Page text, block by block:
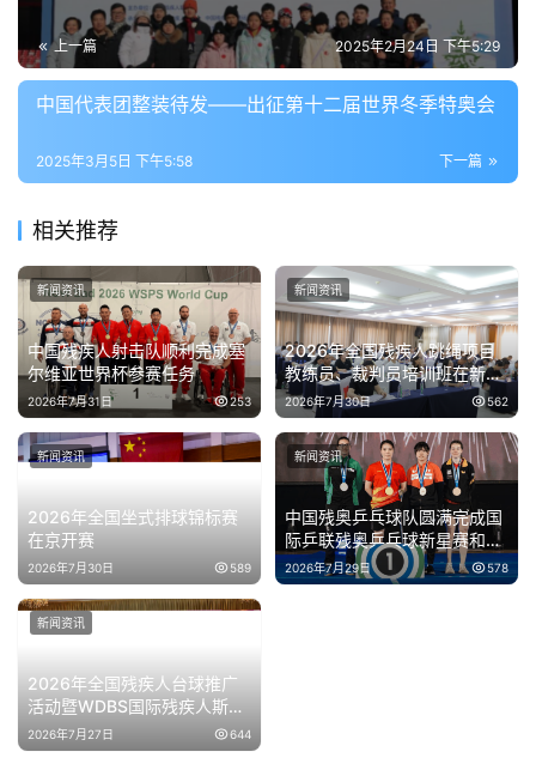
上一篇 2025年2月24日 下午5:29
中国代表团整装待发——出征第十二届世界冬季特奥会
下一篇
2025年3月5日 下午5:58
相关推荐
中国残疾人射击队顺利完成塞
尔维亚世界杯参赛任务
2026年7月31日 253
新闻资讯
2026年全国残疾人跳绳项目
教练员、裁判员培训班在新疆
伊犁开班
2026年7月30日 562
新闻资讯
2026年全国坐式排球锦标赛
在京开赛
2026年7月30日 589
新闻资讯
中国残奥乒乓球队圆满完成国
际乒联残奥乒乓球新星赛和精
英赛泰国站参赛任务
2026年7月29日 578
新闻资讯
2026年全国残疾人台球推广
活动暨WDBS国际残疾人斯诺
克邀请赛在上海举办
2026年7月27日 644
新闻资讯